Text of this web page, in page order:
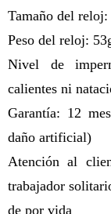
Tamaño del
Peso del reloj:
Nivel de
calientes ni
Garantía: 12
daño artificial)
Atención al
trabajador
de por vida